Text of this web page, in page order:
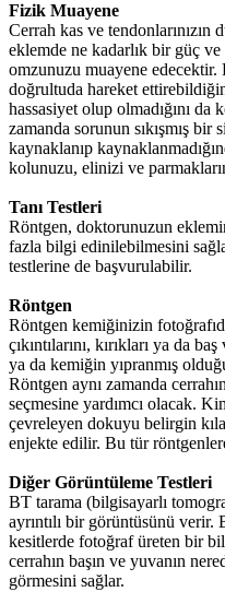
Fizik Muayene
Cerrah kas ve
eklemde ne kadarlık bir güç
omzunuzu muayene
doğrultuda hareket
hassasiyet olup olmadığını
zamanda sorunun sıkışmış
kaynaklanıp
kolunuzu, elinizi ve
Tanı Testleri
Röntgen, doktorunuzun
fazla bilgi edinilebilmesini
testlerine de başvurulabilir.
Röntgen
Röntgen kemiğinizin
çıkıntılarını, kırıkları ya da
ya da kemiğin yıpranmış
Röntgen aynı zamanda
seçmesine yardımcı olacak.
çevreleyen dokuyu belirgin
enjekte edilir. Bu tür
Diğer Görüntüleme Testleri
BT tarama (bilgisayarlı
ayrıntılı bir görüntüsünü verir.
kesitlerde fotoğraf üreten bir
cerrahın başın ve yuvanın
görmesini sağlar.